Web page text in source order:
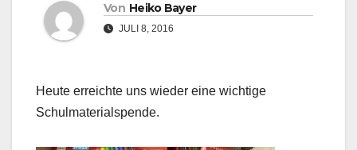
Von Heiko Bayer
JULI 8, 2016
Heute erreichte uns wieder eine wichtige
Schulmaterialspende.